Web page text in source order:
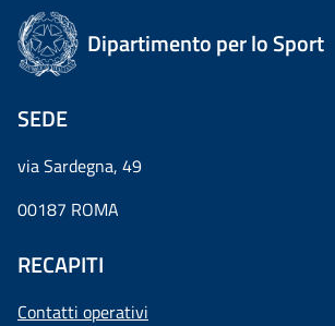
Dipartimento per lo Sport
SEDE
via Sardegna, 49
00187 ROMA
RECAPITI
Contatti operativi